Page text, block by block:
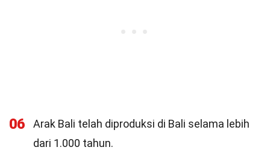
06
Arak Bali telah diproduksi di Bali selama lebih
dari 1.000 tahun.